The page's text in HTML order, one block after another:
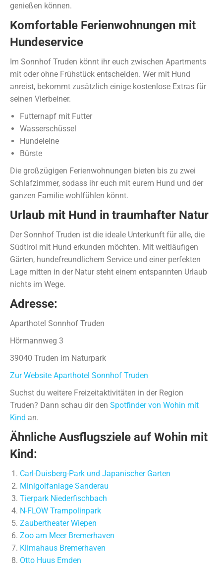
genießen können.
Komfortable Ferienwohnungen mit
Hundeservice
Im Sonnhof Truden könnt ihr euch zwischen Apartments
mit oder ohne Frühstück entscheiden. Wer mit Hund
anreist, bekommt zusätzlich einige kostenlose Extras für
seinen Vierbeiner.
Futternapf mit Futter
Wasserschüssel
Hundeleine
Bürste
Die großzügigen Ferienwohnungen bieten bis zu zwei
Schlafzimmer, sodass ihr euch mit eurem Hund und der
ganzen Familie wohlfühlen könnt.
Urlaub mit Hund in traumhafter Natur
Der Sonnhof Truden ist die ideale Unterkunft für alle, die
Südtirol mit Hund erkunden möchten. Mit weitläufigen
Gärten, hundefreundlichem Service und einer perfekten
Lage mitten in der Natur steht einem entspannten Urlaub
nichts im Wege.
Adresse:
Aparthotel Sonnhof Truden
Hörmannweg 3
39040 Truden im Naturpark
Zur Website Aparthotel Sonnhof Truden
Suchst du weitere Freizeitaktivitäten in der Region
Truden? Dann schau dir den Spotfinder von Wohin mit
Kind an.
Ähnliche Ausflugsziele auf Wohin mit
Kind:
Carl-Duisberg-Park und Japanischer Garten
Minigolfanlage Sanderau
Tierpark Niederfischbach
N-FLOW Trampolinpark
Zaubertheater Wiepen
Zoo am Meer Bremerhaven
Klimahaus Bremerhaven
Otto Huus Emden